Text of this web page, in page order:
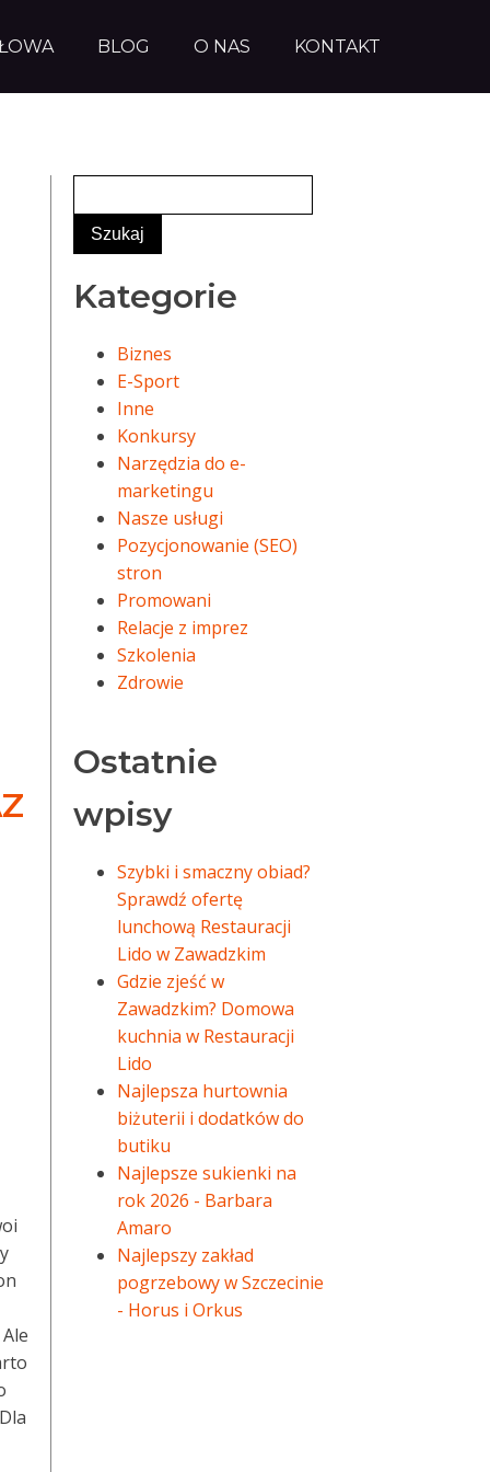
BLOG O NAS KONTAKT
Kategorie
Biznes
E-Sport
Inne
Konkursy
Narzędzia do e-
marketingu
Nasze usługi
Pozycjonowanie (SEO)
stron
Promowani
Relacje z imprez
Szkolenia
Zdrowie
Ostatnie
wpisy
Szybki i smaczny obiad?
Sprawdź ofertę
lunchową Restauracji
Lido w Zawadzkim
Gdzie zjeść w
Zawadzkim? Domowa
kuchnia w Restauracji
Lido
Najlepsza hurtownia
biżuterii i dodatków do
butiku
Najlepsze sukienki na
rok 2026 - Barbara
Amaro
Najlepszy zakład
pogrzebowy w Szczecinie
- Horus i Orkus